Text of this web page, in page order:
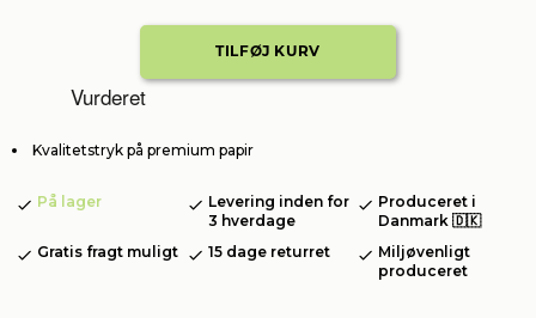
Vurderet
Kvalitetstryk på premium papir
På lager
Levering inden for
3 hverdage
Produceret i
Danmark 🇩🇰
Gratis fragt muligt
15 dage returret
Miljøvenligt
produceret